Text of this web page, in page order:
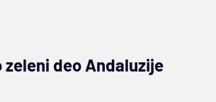
deo Andaluzije